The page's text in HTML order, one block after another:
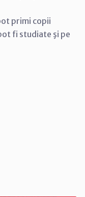
primi copii
fi studiate şi pe